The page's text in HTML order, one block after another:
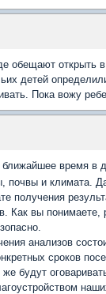
обещают открыть в
детей
Пока вожу
время в
почвы и климата.
получения
Как вы понимаете,
анализов
сроков
будут